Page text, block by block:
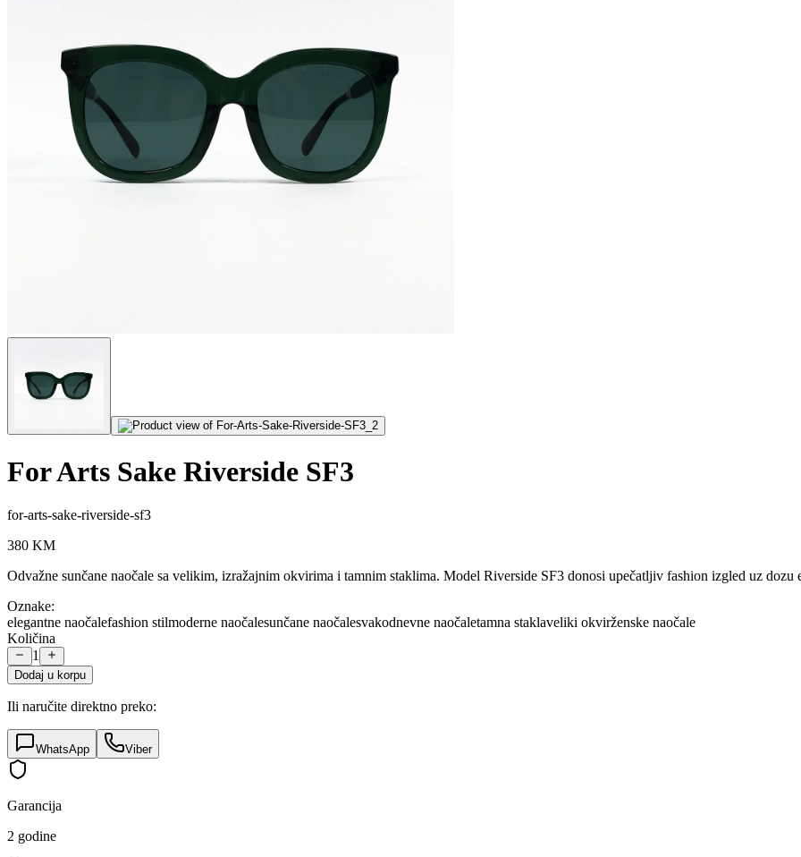
For Arts Sake Riverside SF3
for-arts-sake-riverside-sf3
380 KM
Odvažne sunčane naočale sa velikim, izražajnim okvirima i tamnim staklima. Model Riverside SF3 donosi upečatljiv fashion izgled uz dozu
Oznake:
elegantne naočalefashion stilmoderne naočalesunčane naočalesvakodnevne naočaletamna staklaveliki okvirženske naočale
Količina
1
Dodaj u korpu
Ili naručite direktno preko:
WhatsApp Viber
Garancija
2 godine